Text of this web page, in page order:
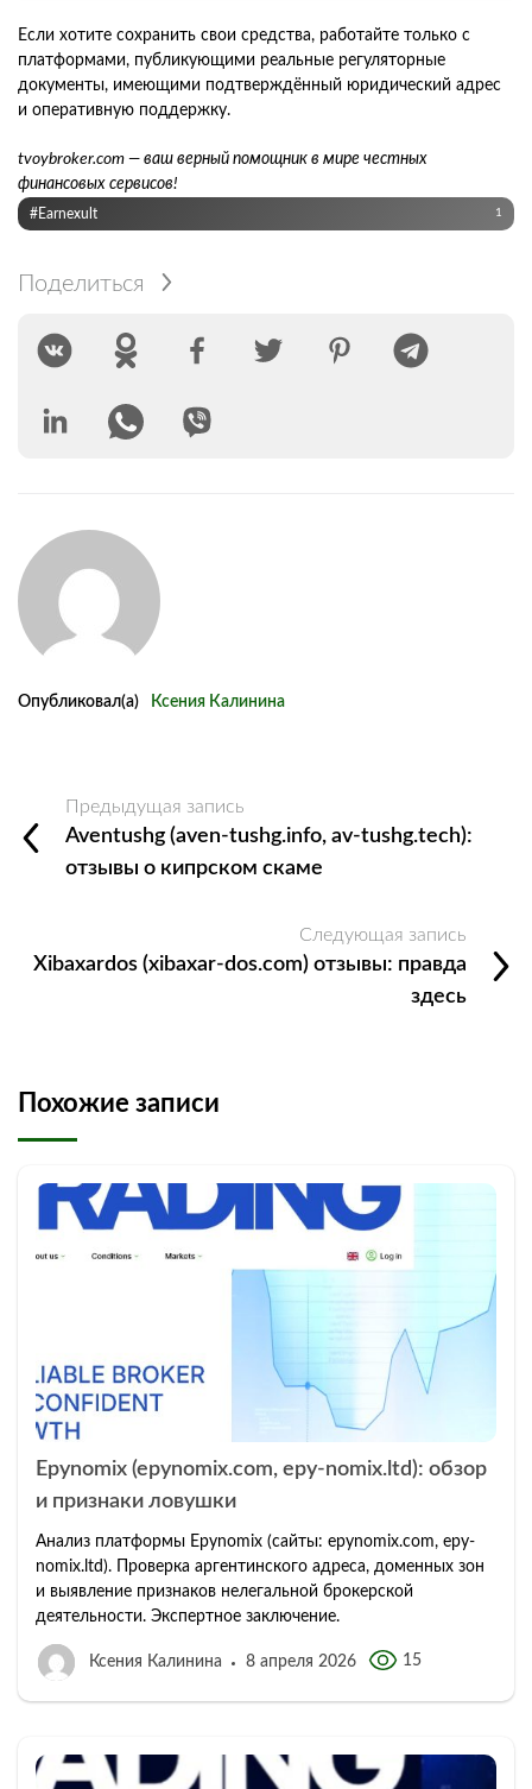
Если хотите сохранить свои средства, работайте только с
платформами, публикующими реальные регуляторные
документы, имеющими подтверждённый юридический адрес
и оперативную поддержку.
tvoybroker.com — ваш верный помощник в мире честных
финансовых сервисов!
#Earnexult 1
Поделиться
Опубликовал(а) Ксения Калинина
Предыдущая запись
Aventushg (aven-tushg.info, av-tushg.tech):
отзывы о кипрском скаме
Следующая запись
Xibaxardos (xibaxar-dos.com) отзывы: правда
здесь
Похожие записи
Epynomix (epynomix.com, epy-nomix.ltd): обзор
и признаки ловушки
Анализ платформы Epynomix (сайты: epynomix.com, epy-
nomix.ltd). Проверка аргентинского адреса, доменных зон
и выявление признаков нелегальной брокерской
деятельности. Экспертное заключение.
Ксения Калинина 8 апреля 2026 15